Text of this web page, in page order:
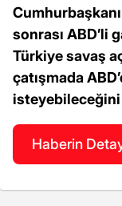
sonrası ABD’li
Türkiye savaş
çatışmada
Haberin